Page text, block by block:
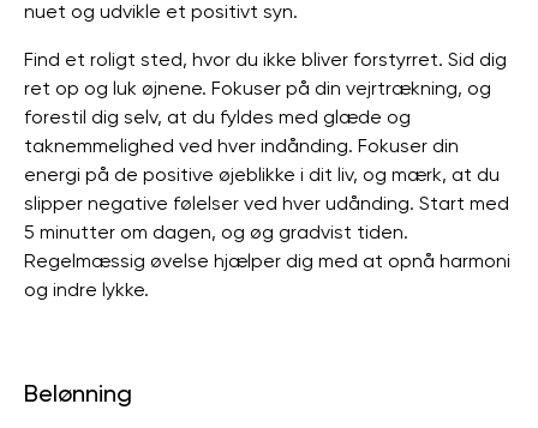
nuet og udvikle et positivt syn.
Find et roligt sted, hvor du ikke bliver forstyrret. Sid dig
ret op og luk øjnene. Fokuser på din vejrtrækning, og
forestil dig selv, at du fyldes med glæde og
taknemmelighed ved hver indånding. Fokuser din
energi på de positive øjeblikke i dit liv, og mærk, at du
slipper negative følelser ved hver udånding. Start med
5 minutter om dagen, og øg gradvist tiden.
Regelmæssig øvelse hjælper dig med at opnå harmoni
og indre lykke.
Belønning